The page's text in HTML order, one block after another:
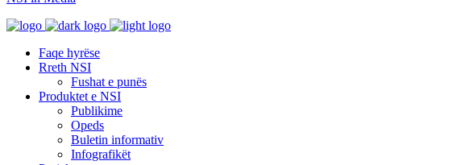
Faqe hyrëse
Rreth NSI
Fushat e punës
Produktet e NSI
Publikime
Opeds
Buletin informativ
Infografikët